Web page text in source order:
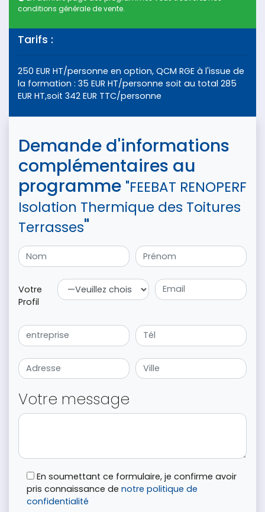
conditions générale de vente.
Tarifs :
250 EUR HT/personne en option, QCM RGE à l'issue de
la formation : 35 EUR HT/personne soit au total 285
EUR HT,soit 342 EUR TTC/personne
Demande d'informations
complémentaires au
programme "FEEBAT RENOPERF
Isolation Thermique des Toitures
Terrasses"
Votre
Profil
Votre message
En soumettant ce formulaire, je confirme avoir
pris connaissance denotre politique de
confidentialité